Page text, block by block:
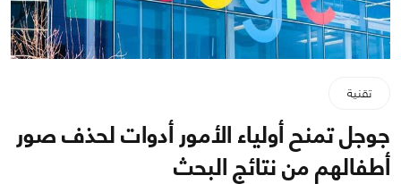
تقنية
جوجل تمنح أولياء الأمور أدوات لحذف صور
أطفالهم من نتائج البحث